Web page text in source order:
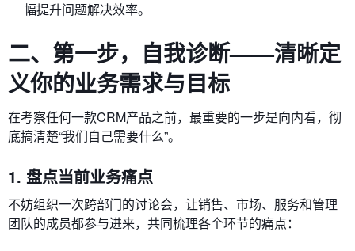
幅提升问题解决效率。
二、第一步，自我诊断——清晰定
义你的业务需求与目标
在考察任何一款CRM产品之前，最重要的一步是向内看，彻
底搞清楚“我们自己需要什么”。
1. 盘点当前业务痛点
不妨组织一次跨部门的讨论会，让销售、市场、服务和管理
团队的成员都参与进来，共同梳理各个环节的痛点：